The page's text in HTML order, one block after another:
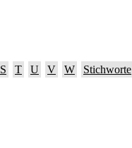
S T U V W
Stichworte